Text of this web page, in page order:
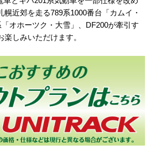
近郊を走る789系1000番台「カムイ・
オホーツク・大雪」、DF200が牽引す
しみいただけます。